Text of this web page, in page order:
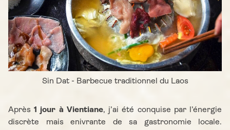
Sin Dat - Barbecue traditionnel du Laos
Après1 jour à Vientiane, j’ai été conquise par l’énergie
discrète mais enivrante de sa gastronomie locale.